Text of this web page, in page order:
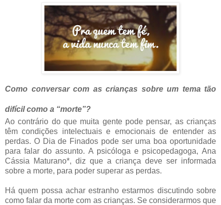
Como conversar com as crianças sobre um tema tão
difícil como a “morte”?
Ao contrário do que muita gente pode pensar, as crianças
têm condições intelectuais e emocionais de entender as
perdas. O Dia de Finados pode ser uma boa oportunidade
para falar do assunto. A psicóloga e psicopedagoga, Ana
Cássia Maturano*, diz que a criança deve ser informada
sobre a morte, para poder superar as perdas.
Há quem possa achar estranho estarmos discutindo sobre
como falar da morte com as crianças. Se considerarmos que